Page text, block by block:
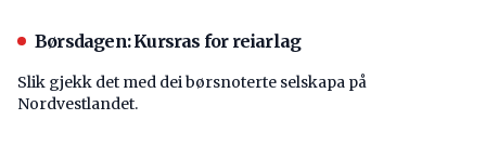
Børsdagen: Kursras for reiarlag
Slik gjekk det med dei børsnoterte selskapa på
Nordvestlandet.